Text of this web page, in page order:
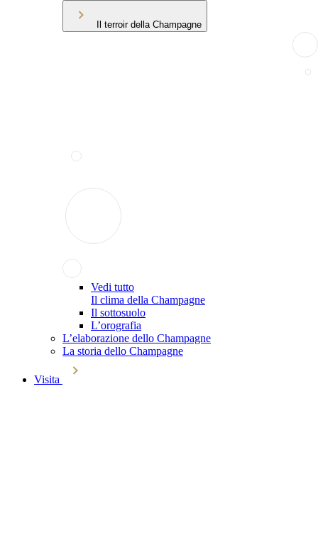
Il terroir della Champagne
Vedi tutto
Il clima della Champagne
Il sottosuolo
L’orografia
L’elaborazione dello Champagne
La storia dello Champagne
Visita